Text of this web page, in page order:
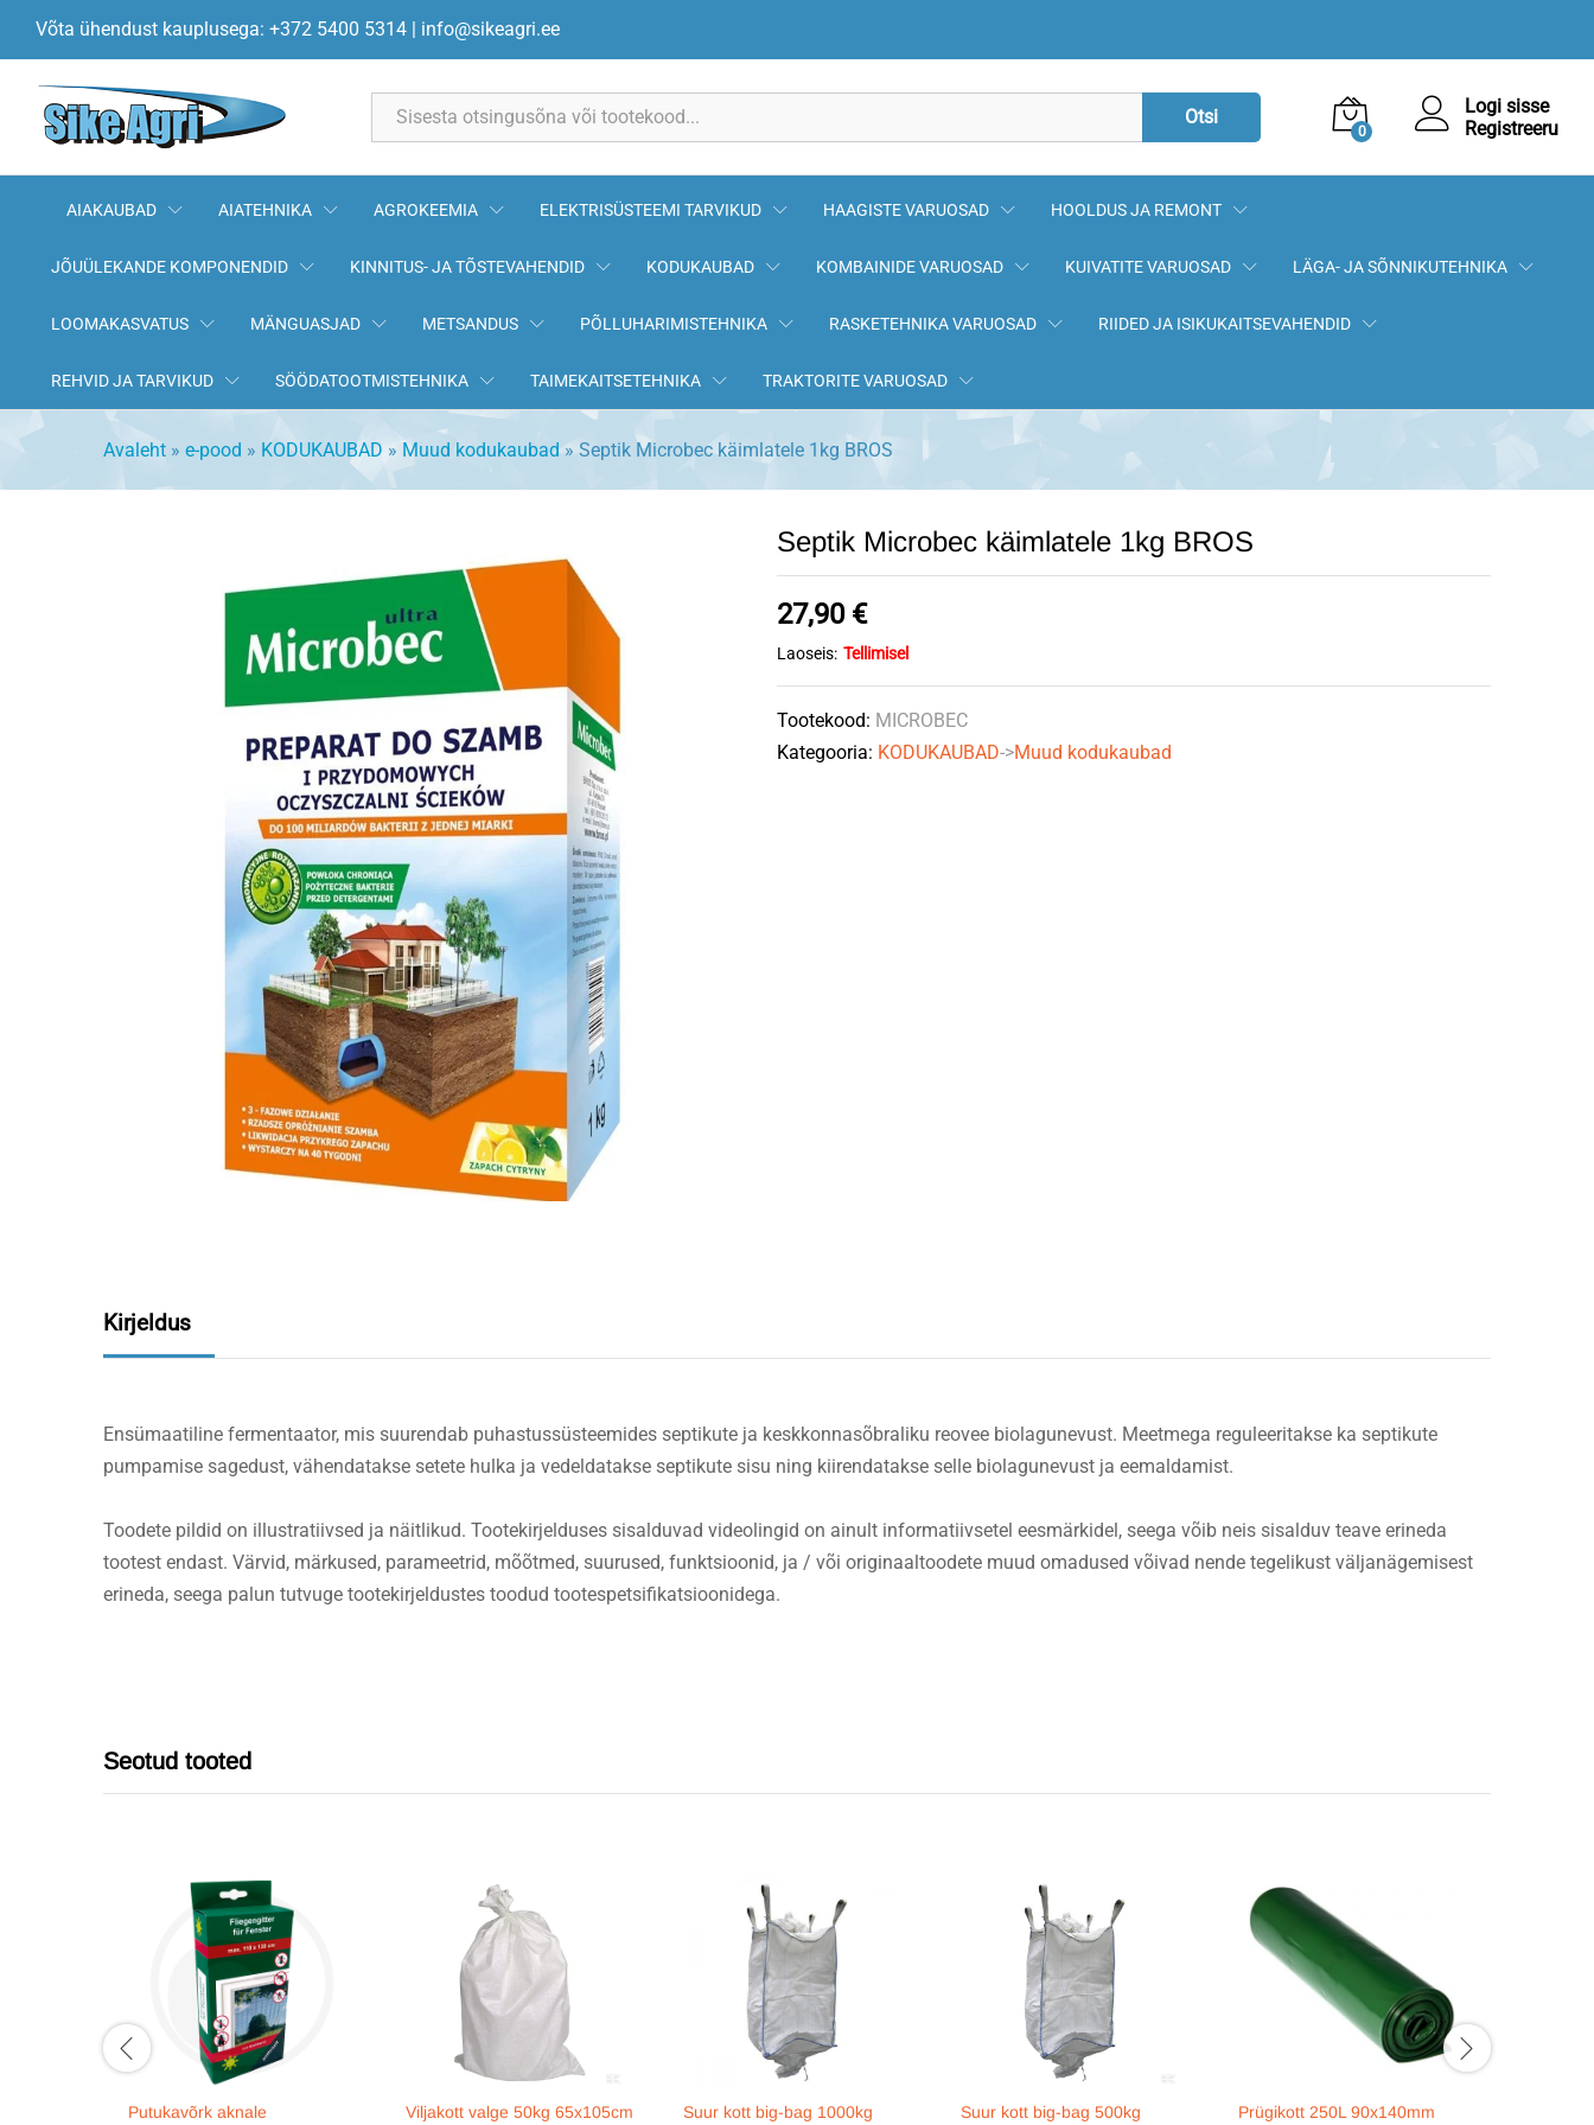
Võta ühendust kauplusega: +372 5400 5314 | info@sikeagri.ee
Otsi
0
Logi sisse
Registreeru
AIAKAUBAD AIATEHNIKA AGROKEEMIA ELEKTRISÜSTEEMI TARVIKUD HAAGISTE VARUOSAD HOOLDUS JA REMONT
JÕUÜLEKANDE KOMPONENDID KINNITUS- JA TÕSTEVAHENDID KODUKAUBAD KOMBAINIDE VARUOSAD KUIVATITE VARUOSAD LÄGA- JA SÕNNIKUTEHNIKA
LOOMAKASVATUS MÄNGUASJAD METSANDUS PÕLLUHARIMISTEHNIKA RASKETEHNIKA VARUOSAD RIIDED JA ISIKUKAITSEVAHENDID
REHVID JA TARVIKUD SÖÖDATOOTMISTEHNIKA TAIMEKAITSETEHNIKA TRAKTORITE VARUOSAD
Avaleht » e-pood » KODUKAUBAD » Muud kodukaubad » Septik Microbec käimlatele 1kg BROS
Septik Microbec käimlatele 1kg BROS
27,90 €
Laoseis: Tellimisel
Tootekood: MICROBEC
Kategooria: KODUKAUBAD->Muud kodukaubad
Kirjeldus
Ensümaatiline fermentaator, mis suurendab puhastussüsteemides septikute ja keskkonnasõbraliku reovee biolagunevust. Meetmega reguleeritakse ka septikute
pumpamise sagedust, vähendatakse setete hulka ja vedeldatakse septikute sisu ning kiirendatakse selle biolagunevust ja eemaldamist.
Toodete pildid on illustratiivsed ja näitlikud. Tootekirjelduses sisalduvad videolingid on ainult informatiivsetel eesmärkidel, seega võib neis sisalduv teave erineda
tootest endast. Värvid, märkused, parameetrid, mõõtmed, suurused, funktsioonid, ja / või originaaltoodete muud omadused võivad nende tegelikust väljanägemisest
erineda, seega palun tutvuge tootekirjeldustes toodud tootespetsifikatsioonidega.
Seotud tooted
Putukavõrk aknale
Viljakott valge 50kg 65x105cm Suur kott big-bag 1000kg Suur kott big-bag 500kg
Prügikott 250L 90x140mm
Kirjeldus